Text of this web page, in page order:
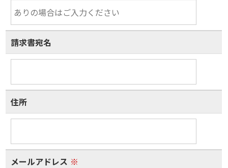
請求書宛名
住所
メールアドレス ※